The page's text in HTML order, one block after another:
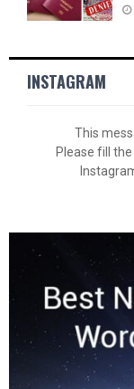
INSTAGRAM
This
Please fill